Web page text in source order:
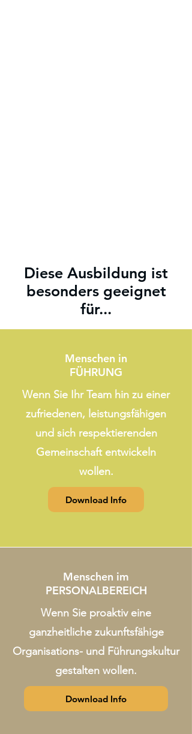
Diese Ausbildung ist
besonders geeignet
für...
Menschen in
FÜHRUNG
Wenn Sie Ihr Team hin zu einer
zufriedenen, leistungsfähigen
und sich respektierenden
Gemeinschaft entwickeln
wollen.
Download Info
Menschen im
PERSONALBEREICH
Wenn Sie proaktiv eine
ganzheitliche zukunftsfähige
Organisations- und Führungskultur
gestalten wollen.
Download Info